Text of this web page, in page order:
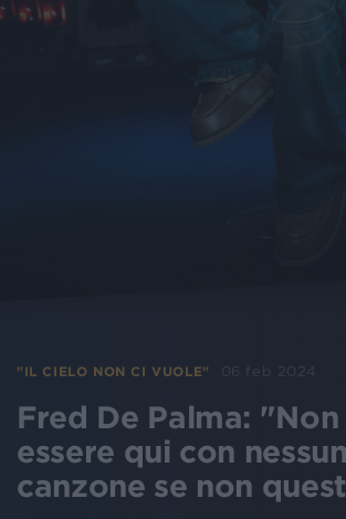
"IL CIELO NON CI VUOLE" 06 feb 2024
Fred De Palma:
essere qui con
canzone se non